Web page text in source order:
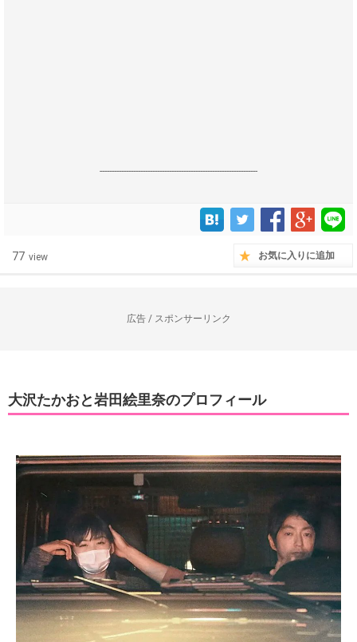
------------------------------------------------------------------
77 view お気に入りに追加
広告 / スポンサーリンク
大沢たかおと岩田絵里奈のプロフィール